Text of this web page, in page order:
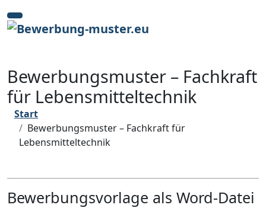
Inhalt
springen
Bewerbungsmuster – Fachkraft
für Lebensmitteltechnik
Start
Bewerbungsmuster – Fachkraft für
Lebensmitteltechnik
Bewerbungsvorlage als Word-Datei